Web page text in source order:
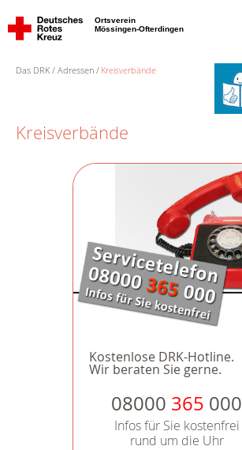
Ortsverein
Mössingen-Ofterdingen
Das DRK Adressen Kreisverbände
Kreisverbände
Kostenlose DRK-Hotline.
Wir beraten Sie gerne.
08000 365 000
Infos für Sie kostenfrei
rund um die Uhr